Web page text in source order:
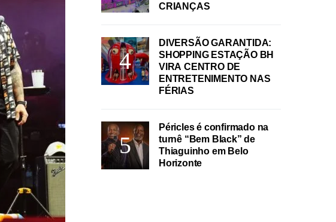
CRIANÇAS
DIVERSÃO GARANTIDA:
SHOPPING ESTAÇÃO BH
VIRA CENTRO DE
ENTRETENIMENTO NAS
FÉRIAS
Péricles é confirmado na
turnê “Bem Black” de
Thiaguinho em Belo
Horizonte